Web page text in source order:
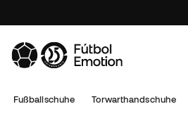
Fußballschuhe Torwarthandschuhe